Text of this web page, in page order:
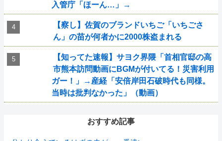
入管庁「ほーん…」→
【察し】佐賀のブランドいちご「いちごさ
ん」の苗が何者かに2000株盗まれる
【知ってた速報】サヨク界隈「首相官邸の高
市熊本訪問動画にBGMが付いてる！災害利用
ガー！」→産経「安倍岸田石破時代も同様。
当時は批判なかった」（動画）
おすすめ記事